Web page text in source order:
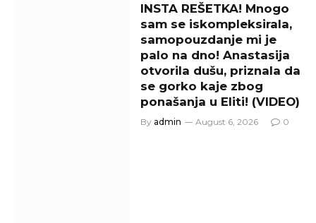
INSTA REŠETKA! Mnogo
sam se iskompleksirala,
samopouzdanje mi je
palo na dno! Anastasija
otvorila dušu, priznala da
se gorko kaje zbog
ponašanja u Eliti! (VIDEO)
By admin August 6, 2026 0